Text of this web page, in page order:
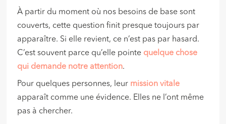
À partir du moment où nos besoins de base sont
couverts, cette question finit presque toujours par
apparaître. Si elle revient, ce n’est pas par hasard.
C’est souvent parce qu’elle pointe quelque chose
qui demande notre attention.
Pour quelques personnes, leur mission vitale
apparaît comme une évidence. Elles ne l’ont même
pas à chercher.